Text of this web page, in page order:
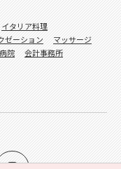
イタリア料理
ゼーション
マッサージ
院
会計事務所